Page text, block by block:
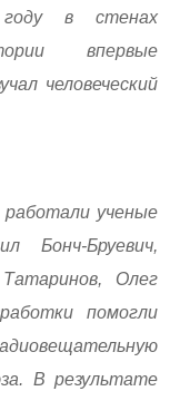
в стенах
впервые
человеческий
ученые
Бруевич,
Олег
помогли
В результате